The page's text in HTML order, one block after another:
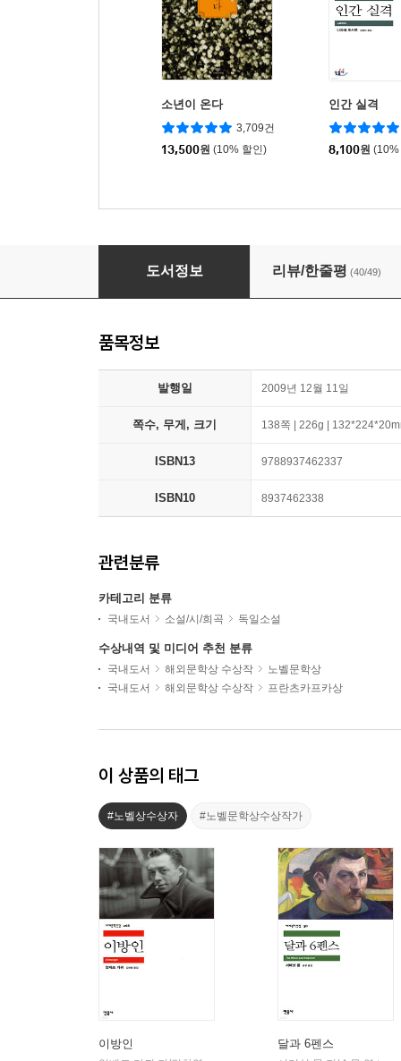
소년이 온다
3,709건
13,500원 (10% 할인)
인간 실격
8,100원 (10%
페널티킥 앞에 선 골키퍼의 불안
도서정보 리뷰/한줄평 (40/49)
품목정보
발행일 2009년 12월 11일
쪽수, 무게, 크기 138쪽 | 226g |
ISBN13 9788937462337
ISBN10 8937462338
관련분류
카테고리 분류
국내도서 소설/시/희곡 독일소설
수상내역 및 미디어 추천 분류
국내도서 해외문학상 수상작
노벨문학상
국내도서
해외문학상 수상작 프란츠카프카상
이 상품의 태그
#노벨상수상자 #노벨문학상수상작가
이방인 달과 6펜스